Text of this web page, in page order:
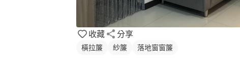
收藏 分享
橫拉簾 紗簾 落地窗窗簾